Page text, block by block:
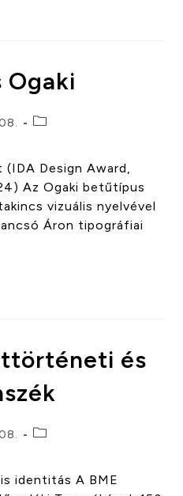
Ogaki
(IDA Design Award,
Az Ogaki betűtípus
vizuális nyelvével
Áron tipográfiai
és
identitás A BME